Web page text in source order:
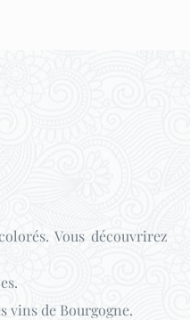
Vous découvrirez
vins de Bourgogne.